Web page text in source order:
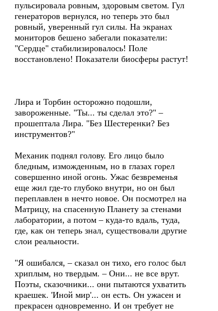
пульсировала ровным, здоровым светом. Гул
генераторов вернулся, но теперь это был
ровный, уверенный гул силы. На экранах
мониторов бешено забегали показатели:
"Сердце" стабилизировалось! Поле
восстановлено! Показатели биосферы растут!
Лира и Торбин осторожно подошли,
завороженные. "Ты... ты сделал это?" –
прошептала Лира. "Без Шестеренки? Без
инструментов?"
Механик поднял голову. Его лицо было
бледным, изможденным, но в глазах горел
совершенно иной огонь. Ужас безвременья
еще жил где-то глубоко внутри, но он был
переплавлен в нечто новое. Он посмотрел на
Матрицу, на спасенную Планету за стенами
лаборатории, а потом – куда-то вдаль, туда,
где, как он теперь знал, существовали другие
слои реальности.
"Я ошибался, – сказал он тихо, его голос был
хриплым, но твердым. – Они... не все врут.
Поэты, сказочники... они пытаются ухватить
краешек. 'Иной мир'... он есть. Он ужасен и
прекрасен одновременно. И он требует не